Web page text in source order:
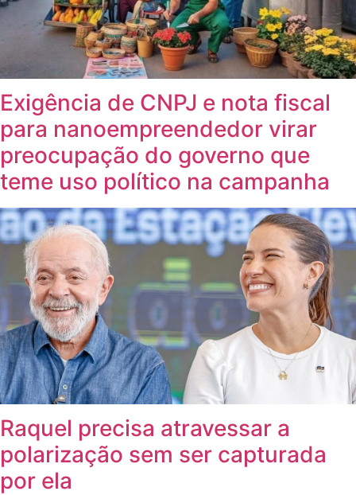
Exigência de CNPJ e nota fiscal
para nanoempreendedor virar
preocupação do governo que
teme uso político na campanha
Raquel precisa atravessar a
polarização sem ser capturada
por ela